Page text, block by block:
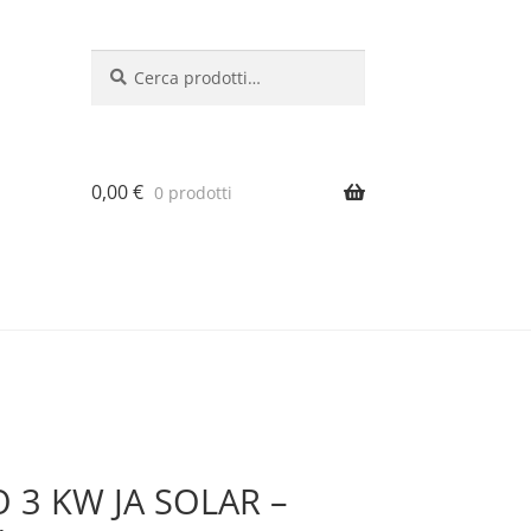
0,00€ 0 prodotti
3 KW JA SOLAR –